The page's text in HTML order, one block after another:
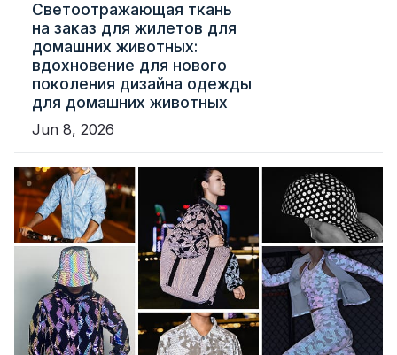
Светоотражающая ткань
на заказ для жилетов для
домашних животных:
вдохновение для нового
поколения дизайна одежды
для домашних животных
Jun 8, 2026